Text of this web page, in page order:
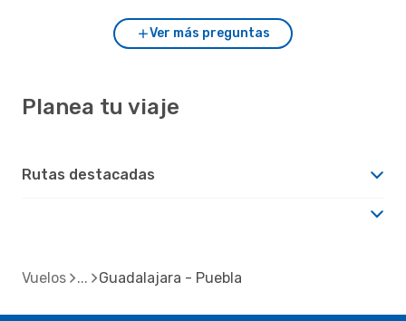
Ver más preguntas
Planea tu viaje
Rutas destacadas
Vuelos Guadalajara - Puebla